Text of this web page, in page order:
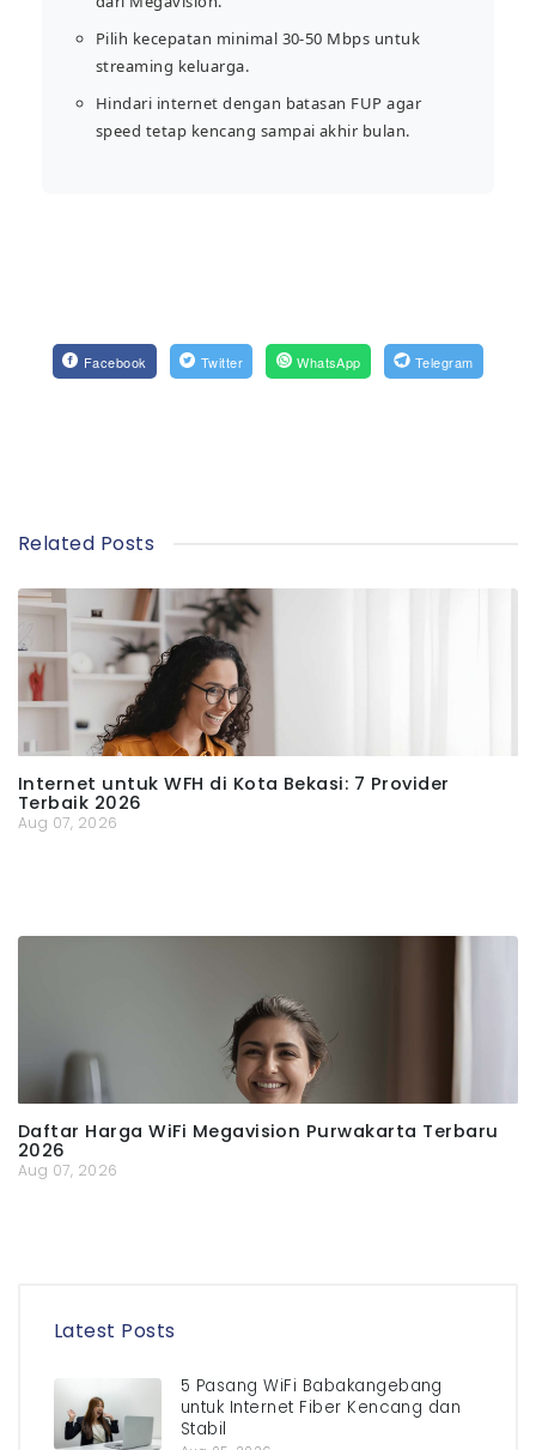
Pilih kecepatan minimal 30-50 Mbps untuk
streaming keluarga.
Hindari internet dengan batasan FUP agar
speed tetap kencang sampai akhir bulan.
Facebook Twitter WhatsApp Telegram
Related Posts
Internet untuk WFH di Kota Bekasi: 7 Provider
Terbaik 2026
Aug 07, 2026
Daftar Harga WiFi Megavision Purwakarta Terbaru
2026
Aug 07, 2026
Latest Posts
5 Pasang WiFi Babakangebang
untuk Internet Fiber Kencang dan
Stabil